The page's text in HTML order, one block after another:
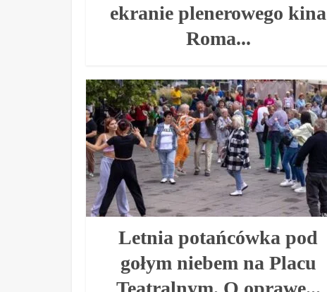
ekranie plenerowego kina
Roma...
Letnia potańcówka pod
gołym niebem na Placu